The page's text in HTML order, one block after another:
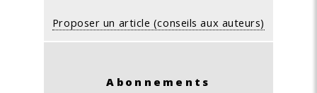
Proposer un article (conseils aux auteurs)
Abonnements